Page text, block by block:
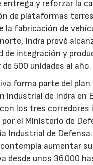
entrega y reforzar la
de plataformas
la fabricación de
Indra prevé
de integración y
de 500 unidades al año.
forma parte del plan
industrial de Indra en
los tres corredores
el Ministerio de
Industrial de Defensa.
aumentar
desde unos 36.000